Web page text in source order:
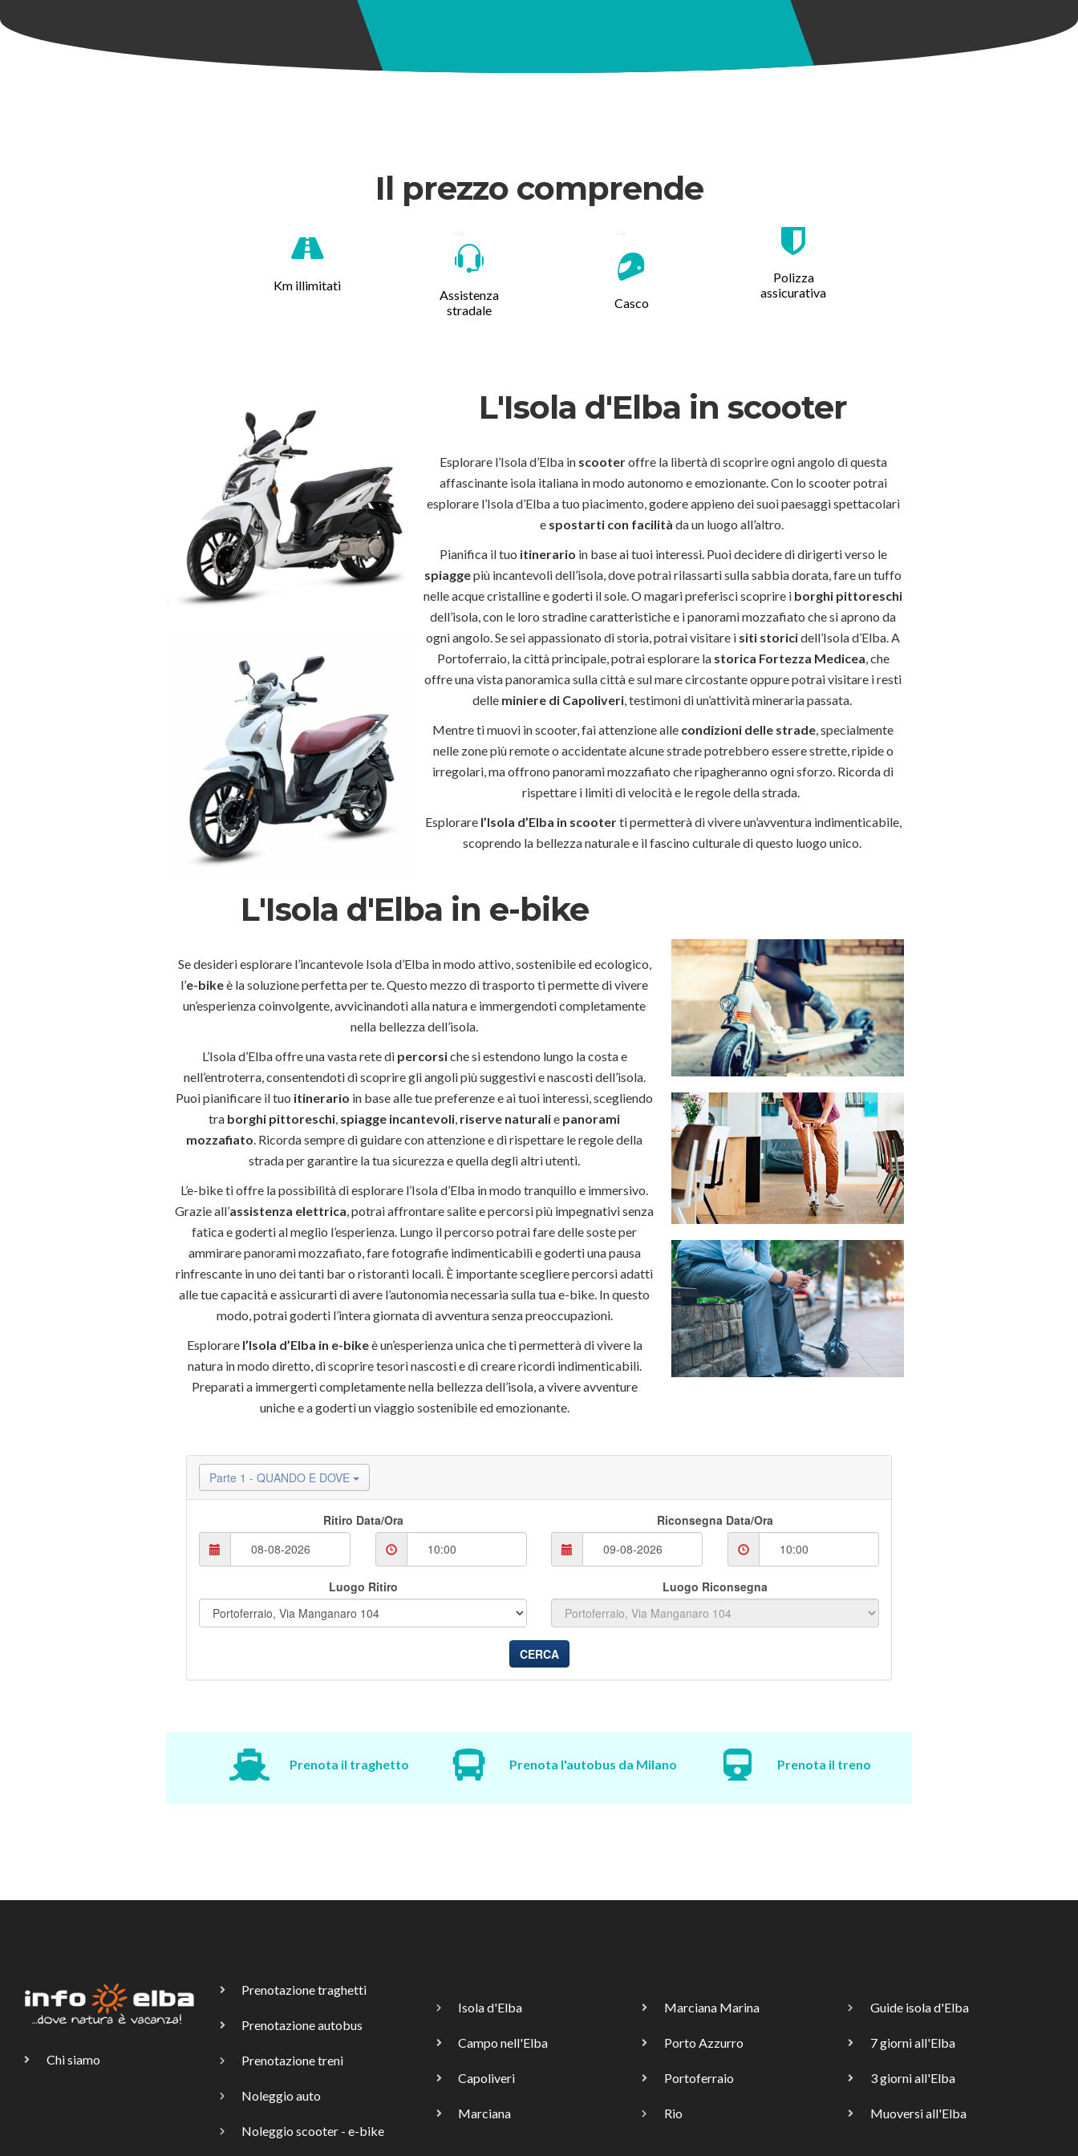
Il prezzo comprende
Km illimitati
Assistenza
stradale
Casco
Polizza
assicurativa
L'Isola d'Elba in scooter
Esplorare l’Isola d’Elba in scooteroffre la libertà di scoprire ogni angolo di questa
affascinante isola italiana in modo autonomo e emozionante. Con lo scooter potrai
esplorare l’Isola d’Elba a tuo piacimento, godere appieno dei suoi paesaggi spettacolari
e spostarti con facilità da un luogo all’altro.
Pianifica il tuo itinerario in base ai tuoi interessi. Puoi decidere di dirigerti verso le
spiaggepiù incantevoli dell’isola, dove potrai rilassarti sulla sabbia dorata, fare un tuffo
nelle acque cristalline e goderti il sole. O magari preferisci scoprire i borghi pittoreschi
dell’isola, con le loro stradine caratteristiche e i panorami mozzafiato che si aprono da
ogni angolo. Se sei appassionato di storia, potrai visitare i siti storicidell’Isola d’Elba. A
Portoferraio, la città principale, potrai esplorare lastorica Fortezza Medicea, che
offre una vista panoramica sulla città e sul mare circostante oppure potrai visitare i resti
delle miniere di Capoliveri, testimoni di un’attività mineraria passata.
Mentre ti muovi in scooter, fai attenzione alle condizioni delle strade, specialmente
nelle zone più remote o accidentate alcune strade potrebbero essere strette, ripide o
irregolari, ma offrono panorami mozzafiato che ripagheranno ogni sforzo. Ricorda di
rispettare i limiti di velocità e le regole della strada.
Esplorare l’Isola d’Elba in scooterti permetterà di vivere un’avventura indimenticabile,
scoprendo la bellezza naturale e il fascino culturale di questo luogo unico.
L'Isola d'Elba in e-bike
Se desideri esplorare l’incantevole Isola d’Elba in modo attivo, sostenibile ed ecologico,
l’e-bikeè la soluzione perfetta per te. Questo mezzo di trasporto ti permette di vivere
un’esperienza coinvolgente, avvicinandoti alla natura e immergendoti completamente
nella bellezza dell’isola.
L’Isola d’Elba offre una vasta rete di percorsiche si estendono lungo la costa e
nell’entroterra, consentendoti di scoprire gli angoli più suggestivi e nascosti dell’isola.
Puoi pianificare il tuo itinerario in base alle tue preferenze e ai tuoi interessi, scegliendo
tra borghi pittoreschi spiagge incantevoli riserve naturalie panorami
mozzafiato . Ricorda sempre di guidare con attenzione e di rispettare le regole della
strada per garantire la tua sicurezza e quella degli altri utenti.
L’e-bike ti offre la possibilità di esplorare l’Isola d’Elba in modo tranquillo e immersivo.
Grazie all’assistenza elettrica , potrai affrontare salite e percorsi più impegnativi senza
fatica e goderti al meglio l’esperienza. Lungo il percorso potrai fare delle soste per
ammirare panorami mozzafiato, fare fotografie indimenticabili e goderti una pausa
rinfrescante in uno dei tanti bar o ristoranti locali. È importante scegliere percorsi adatti
alle tue capacità e assicurarti di avere l’autonomia necessaria sulla tua e-bike. In questo
modo, potrai goderti l’intera giornata di avventura senza preoccupazioni.
Esplorarel’Isola d’Elba in e-bikeè un’esperienza unica che ti permetterà di vivere la
natura in modo diretto, di scoprire tesori nascosti e di creare ricordi indimenticabili.
Preparati a immergerti completamente nella bellezza dell’isola, a vivere avventure
uniche e a goderti un viaggio sostenibile ed emozionante.
Parte 1 - QUANDO E DOVE
Ritiro Data/Ora Riconsegna Data/Ora
Luogo Ritiro Luogo Riconsegna
CERCA
Prenota il traghetto Prenota l'autobus da Milano Prenota il treno
Chi siamo
Prenotazione traghetti
Prenotazione autobus
Prenotazione treni
Noleggio auto
Noleggio scooter - e-bike
Isola d'Elba
Campo nell'Elba
Capoliveri
Marciana
Marciana Marina
Porto Azzurro
Portoferraio
Rio
Guide isola d'Elba
7 giorni all'Elba
3 giorni all'Elba
Muoversi all'Elba